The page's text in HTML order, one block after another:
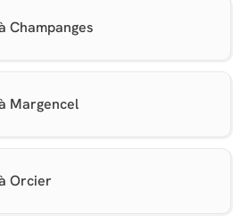
Champanges
Margencel
Orcier